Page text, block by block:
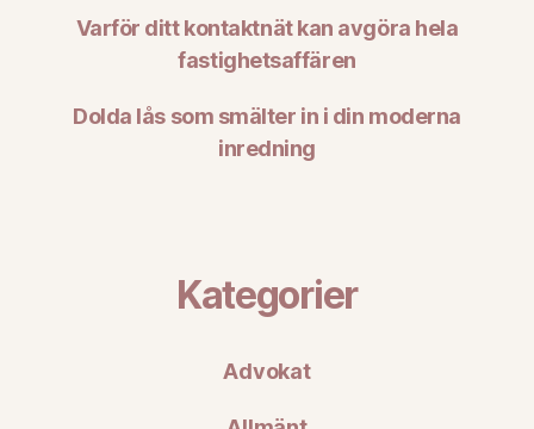
Varför ditt kontaktnät kan avgöra hela
fastighetsaffären
Dolda lås som smälter in i din moderna
inredning
Kategorier
Advokat